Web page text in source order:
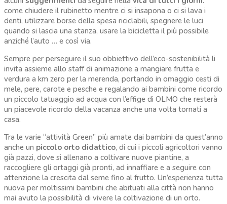
come chiudere il rubinetto mentre ci si insapona o ci si lava i
denti, utilizzare borse della spesa riciclabili, spegnere le luci
quando si lascia una stanza, usare la bicicletta il più possibile
anziché l’auto … e così via.
Sempre per perseguire il suo obbiettivo dell’eco-sostenibilità li
invita assieme allo staff di animazione a mangiare frutta e
verdura a km zero per la merenda, portando in omaggio cesti di
mele, pere, carote e pesche e regalando ai bambini come ricordo
un piccolo tatuaggio ad acqua con l’effige di OLMO che resterà
un piacevole ricordo della vacanza anche una volta tornati a
casa.
Tra le varie “attività Green” più amate dai bambini da quest’anno
anche un piccolo orto didattico, di cui i piccoli agricoltori vanno
già pazzi, dove si allenano a coltivare nuove piantine, a
raccogliere gli ortaggi già pronti, ad innaffiare e a seguire con
attenzione la crescita dal seme fino al frutto. Un’esperienza tutta
nuova per moltissimi bambini che abituati alla città non hanno
mai avuto la possibilità di vivere la coltivazione di un orto.